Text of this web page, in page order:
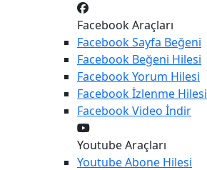
Facebook Araçları
FacebookSayfa Beğeni
Facebook Beğeni Hilesi
FacebookYorum Hilesi
Facebookİzlenme Hilesi
FacebookVideo İndir
Youtube Araçları
YoutubeAbone Hilesi